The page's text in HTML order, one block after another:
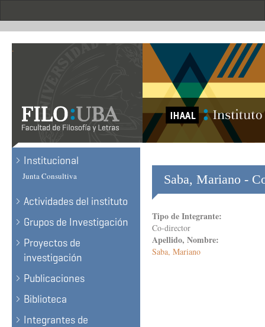
.
Institucional
Junta Consultiva
Actividades del instituto
Grupos de Investigación
Proyectos de
investigación
Publicaciones
Biblioteca
Integrantes de
Saba, Mariano -
Tipo de Integrante:
Co-director
Apellido, Nombre:
Saba, Mariano